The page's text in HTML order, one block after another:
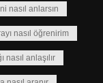
nasıl anlarsın
nasıl öğrenirim
nasıl anlaşılır